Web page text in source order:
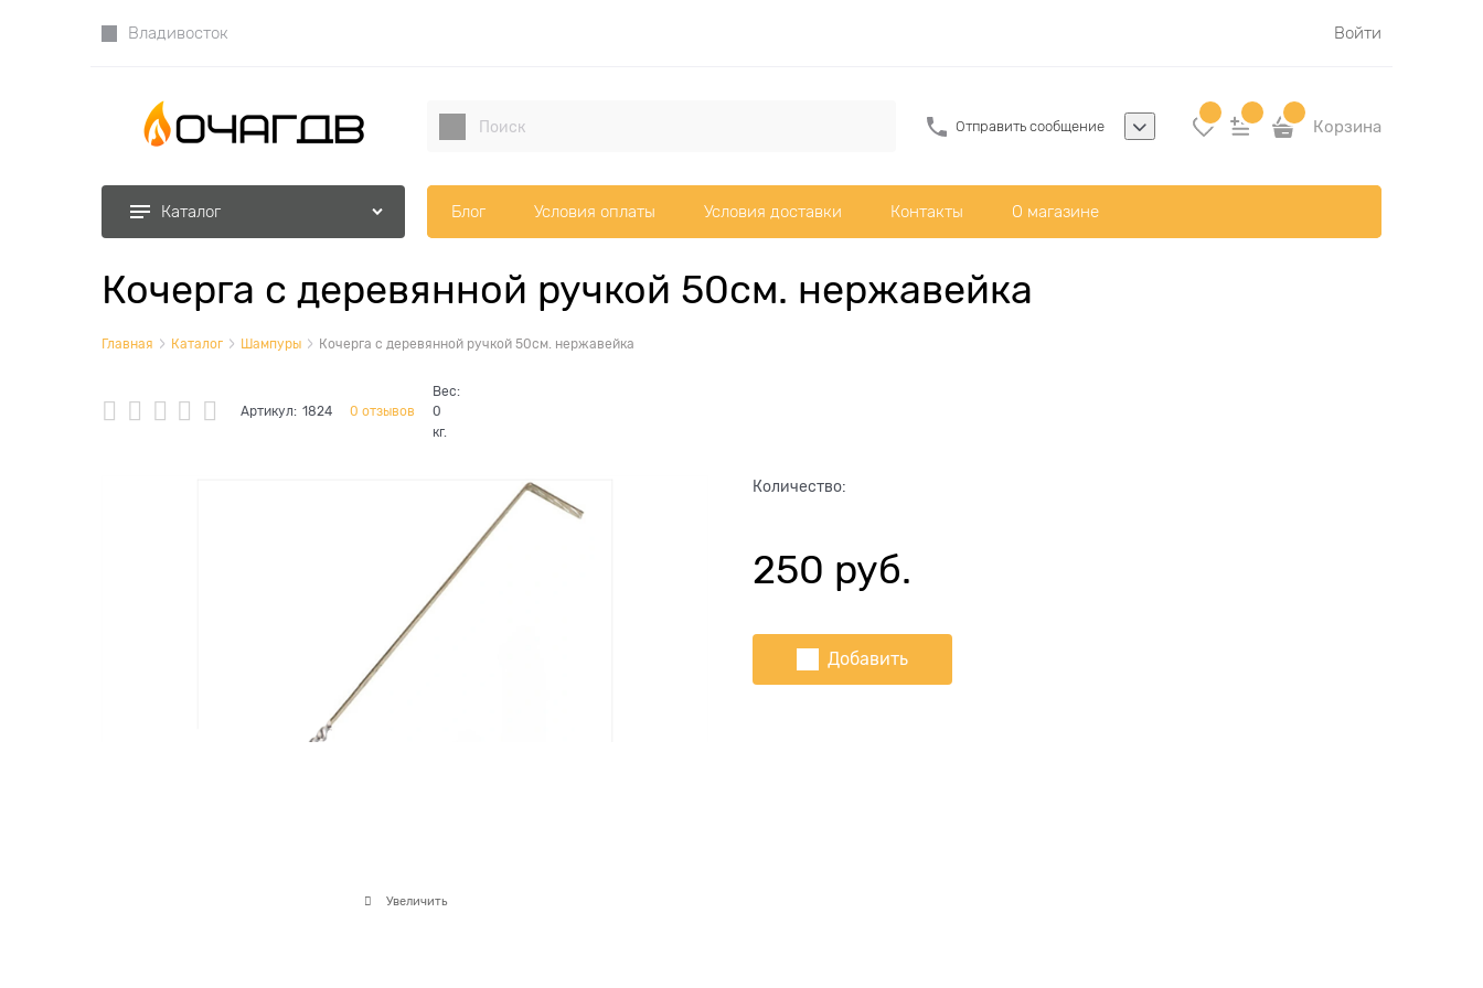
Владивосток Войти
Отправить сообщение Корзина
Каталог Блог Условия оплаты Условия доставки Контакты О магазине
Кочерга с деревянной ручкой 50см. нержавейка
Главная Каталог Шампуры Кочерга с деревянной ручкой 50см. нержавейка
Артикул: 1824 0 отзывов
Вес:
0
кг.
Увеличить
Количество:
250 руб.
Добавить